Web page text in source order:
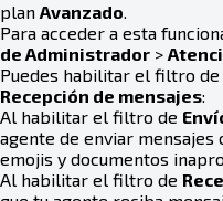
plan Avanzado.
Para acceder a esta
de Administrador >
Puedes habilitar el filtro de
Recepción de mensajes:
Al habilitar el filtro de
agente de enviar mensajes
emojis y documentos
Al habilitar el filtro de